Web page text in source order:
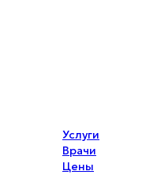
Услуги
Врачи
Цены